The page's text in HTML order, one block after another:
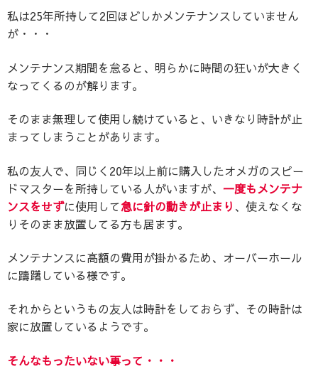
私は25年所持して2回ほどしかメンテナンスしていません
が・・・
メンテナンス期間を怠ると、明らかに時間の狂いが大きく
なってくるのが解ります。
そのまま無理して使用し続けていると、いきなり時計が止
まってしまうことがあります。
私の友人で、同じく20年以上前に購入したオメガのスピー
ドマスターを所持している人がいますが、 一度もメンテナ
ンスをせずに使用して急に針の動きが止まり 、使えなくな
りそのまま放置してる方も居ます。
メンテナンスに高額の費用が掛かるため、オーバーホール
に躊躇している様です。
それからというもの友人は時計をしておらず、その時計は
家に放置しているようです。
そんなもったいない事って・・・